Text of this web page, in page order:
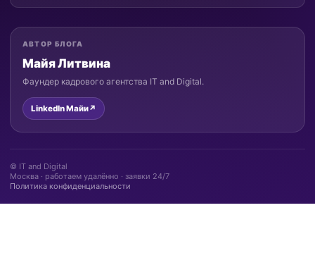
АВТОР БЛОГА
Майя Литвина
Фаундер кадрового агентства IT and Digital.
LinkedIn Майи↗
© IT and Digital
Москва · работаем удалённо · заявки 24/7
Политика конфиденциальности